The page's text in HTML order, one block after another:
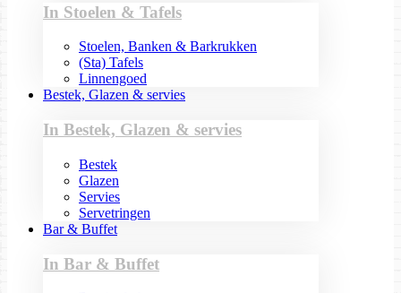
In Stoelen & Tafels
Stoelen, Banken & Barkrukken
(Sta) Tafels
Linnengoed
Bestek, Glazen & servies
In Bestek, Glazen & servies
Bestek
Glazen
Servies
Servetringen
Bar & Buffet
In Bar & Buffet